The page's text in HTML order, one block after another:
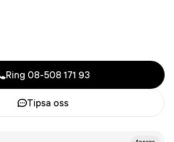
Ring 08-508 171 93
Tipsa oss